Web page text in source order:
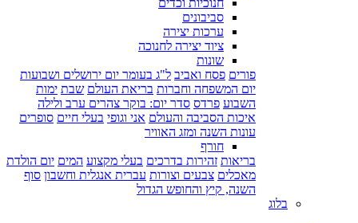
חנוכיות וכדים
סביבונים
ערכות יצירה
ציוד יצירה לחנוכה
שונות
פורים פסח ואביב ל"ג בעומר יום ירושלים ושבועות
יום המשפחה וחברות בריאת העולם שבת ימות
השבוע פרדס סדר יום: בוקר צהרים ערב ולילה
איכות הסביבה והעולם אני וגופי בעלי חיים סופרים
עונות השנה ומזג האוויר
חורף
בריאות זהירות בדרכים בעלי מקצוע המים יום הולדת
מאכלים צבעים וצורות עברית אנגלית וחשבון סוף
השנה, קיץ והחופש הגדול
בלוג